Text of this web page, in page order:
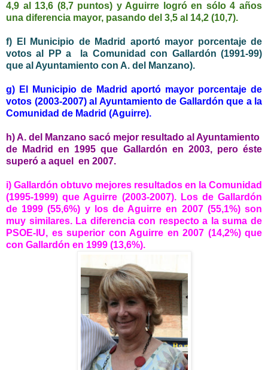
4,9 al 13,6 (8,7 puntos) y Aguirre logró en sólo 4 años
una diferencia mayor, pasando del 3,5 al 14,2 (10,7).
f) El Municipio de Madrid aportó mayor porcentaje de
votos al PP a la Comunidad con Gallardón (1991-99)
que al Ayuntamiento con A. del Manzano).
g) El Municipio de Madrid aportó mayor porcentaje de
votos (2003-2007) al Ayuntamiento de Gallardón que a la
Comunidad de Madrid (Aguirre).
h) A. del Manzano sacó mejor resultado al Ayuntamiento
de Madrid en 1995 que Gallardón en 2003, pero éste
superó a aquel en 2007.
i) Gallardón obtuvo mejores resultados en la Comunidad
(1995-1999) que Aguirre (2003-2007). Los de Gallardón
de 1999 (55,6%) y los de Aguirre en 2007 (55,1%) son
muy similares. La diferencia con respecto a la suma de
PSOE-IU, es superior con Aguirre en 2007 (14,2%) que
con Gallardón en 1999 (13,6%).